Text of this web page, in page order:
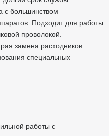
с большинством
Подходит для работы
проволокой.
замена расходников
специальных
работы с